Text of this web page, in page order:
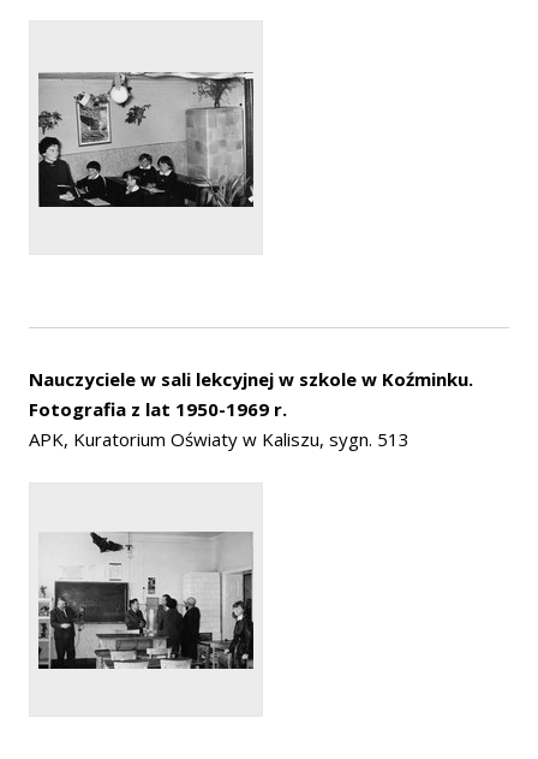
Nauczyciele w sali lekcyjnej w szkole w Koźminku.
Fotografia z lat 1950-1969 r.
APK, Kuratorium Oświaty w Kaliszu, sygn. 513